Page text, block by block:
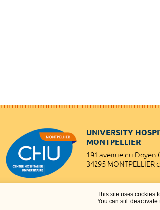
This site uses cookies
You can still deactivate
UNIVERSITY
MONTPELLIER
191 avenue du Doyen
34295 MONTPELLIER